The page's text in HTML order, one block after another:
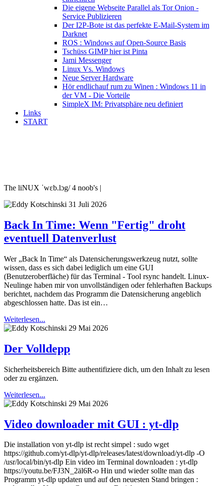
Die eigene Webseite Parallel als Tor Onion -
Service Publizieren
Der I2P-Bote ist das perfekte E-Mail-System im
Darknet
ROS : Windows auf Open-Source Basis
Tschüss GIMP hier ist Pinta
Jami Messenger
Linux Vs. Windows
Neue Server Hardware
Hör endlichauf rum zu Winen : Windows 11 in
der VM - Die Vorteile
SimpleX IM: Privatsphäre neu definiert
Links
START
The liNUX ˈwɛb.lɔg/ 4 noob's |
31 Juli 2026
Back In Time: Wenn "Fertig" droht
eventuell Datenverlust
Wer „Back In Time“ als Datensicherungswerkzeug nutzt, sollte
wissen, dass es sich dabei lediglich um eine GUI
(Benutzeroberfläche) für das Terminal - Tool rsync handelt. Linux-
Neulinge haben mir von unvollständigen oder fehlerhaften Backups
berichtet, nachdem das Programm die Datensicherung angeblich
abgeschlossen hatte. Das ist ein…
Weiterlesen...
29 Mai 2026
Der Volldepp
Sicherheitsbereich Bitte authentifiziere dich, um den Inhalt zu lesen
oder zu ergänzen.
Weiterlesen...
29 Mai 2026
Video downloader mit GUI : yt-dlp
Die installation von yt-dlp ist recht simpel : sudo wget
https://github.com/yt-dlp/yt-dlp/releases/latest/download/yt-dlp -O
/usr/local/bin/yt-dlp Ein video im Terminal downloaden : yt-dlp
https://youtu.be/FJ3N_2äl6R-o Hin und wieder sollte man das
Programm yt-dlp updaten und auf den neuesten Stand bringen :